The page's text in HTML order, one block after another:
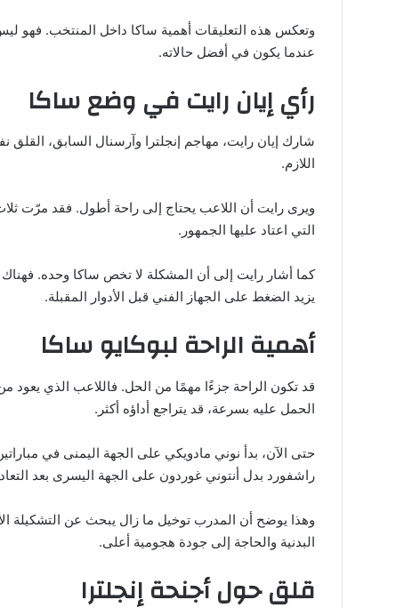
وتعكس هذه التعليقات أهمية ساكا داخل المنتخب. فهو
عندما يكون في أفضل حالاته.
رأي إيان رايت في وضع ساكا
شارك إيان رايت، مهاجم إنجلترا وآرسنال السابق،
اللازم.
ويرى رايت أن اللاعب يحتاج إلى راحة أطول. فقد مرّت
التي اعتاد عليها الجمهور.
كما أشار رايت إلى أن المشكلة لا تخص ساكا وحده.
يزيد الضغط على الجهاز الفني قبل الأدوار المقبلة.
أهمية الراحة لبوكايو ساكا
قد تكون الراحة جزءًا مهمًا من الحل. فاللاعب الذي يعود من
الحمل عليه بسرعة، قد يتراجع أداؤه أكثر.
حتى الآن، بدأ نوني مادويكي على الجهة اليمنى في
راشفورد بدل أنتوني غوردون على الجهة اليسرى بعد
وهذا يوضح أن المدرب توخيل ما زال يبحث عن التشكيلة
البدنية والحاجة إلى جودة هجومية أعلى.
قلق حول أجنحة إنجلترا